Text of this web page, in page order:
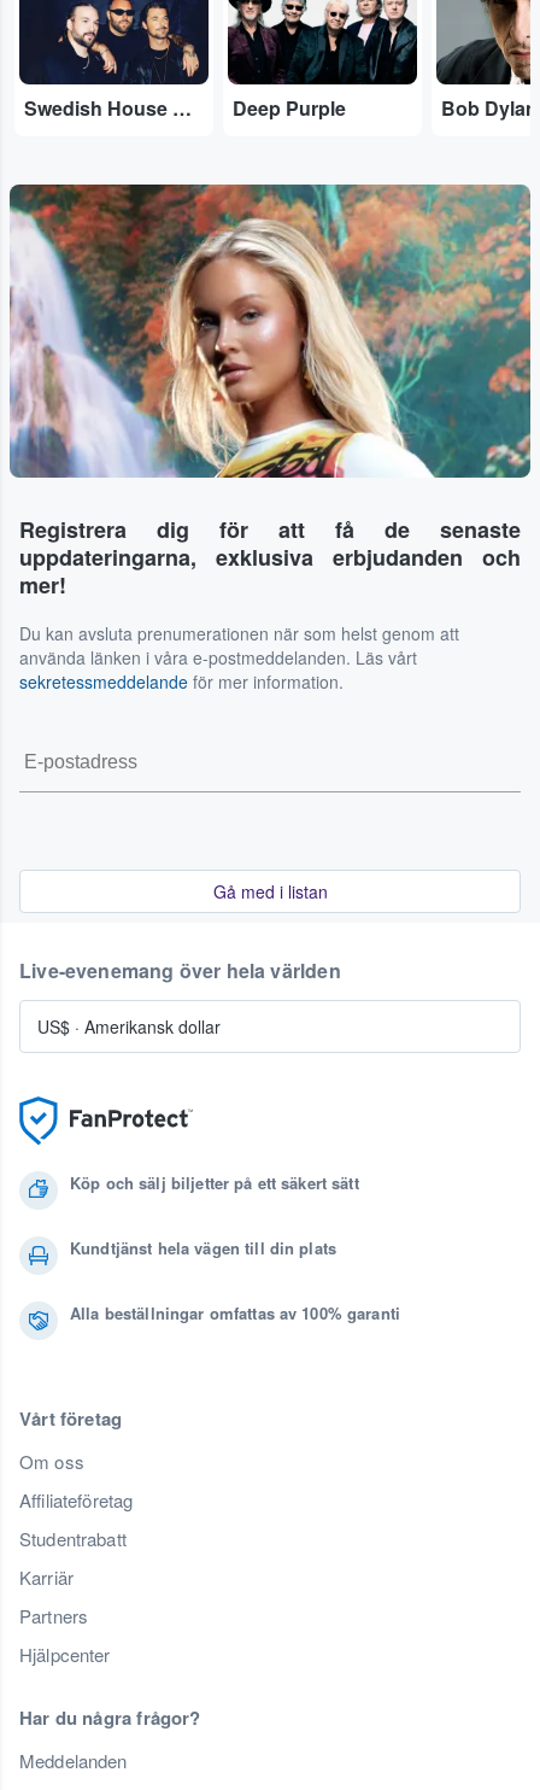
Swedish House Mafia Deep Purple Bob Dylan
Registrera dig för att få de senaste
uppdateringarna, exklusiva erbjudanden och
mer!
Du kan avsluta prenumerationen när som helst genom att
använda länken i våra e-postmeddelanden. Läs vårt
sekretessmeddelande för mer information.
Gå med i listan
Köp och sälj biljetter på ett säkert sätt
Kundtjänst hela vägen till din plats
Alla beställningar omfattas av 100% garanti
Vårt företag
Om oss
Affiliateföretag
Studentrabatt
Karriär
Partners
Hjälpcenter
Har du några frågor?
Meddelanden
Live-evenemang över hela världen
US$ · Amerikansk dollar